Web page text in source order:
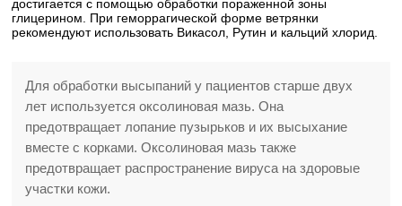
достигается с помощью обработки пораженной зоны
глицерином. При геморрагической форме ветрянки
рекомендуют использовать Викасол, Рутин и кальций хлорид.
Для обработки высыпаний у пациентов старше двух
лет используется оксолиновая мазь. Она
предотвращает лопание пузырьков и их высыхание
вместе с корками. Оксолиновая мазь также
предотвращает распространение вируса на здоровые
участки кожи.